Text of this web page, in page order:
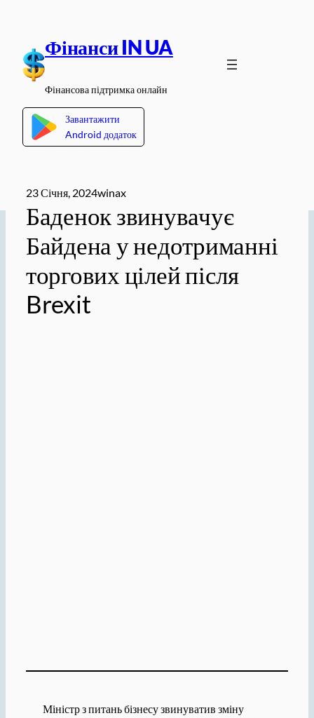
вмісту
Фінанси IN UA
Фінансова підтримка онлайн
Завантажити
Android додаток
23 Січня, 2024winax
Баденок звинувачує
Байдена у недотриманні
торгових цілей після
Brexit
Міністр з питань бізнесу звинуватив зміну